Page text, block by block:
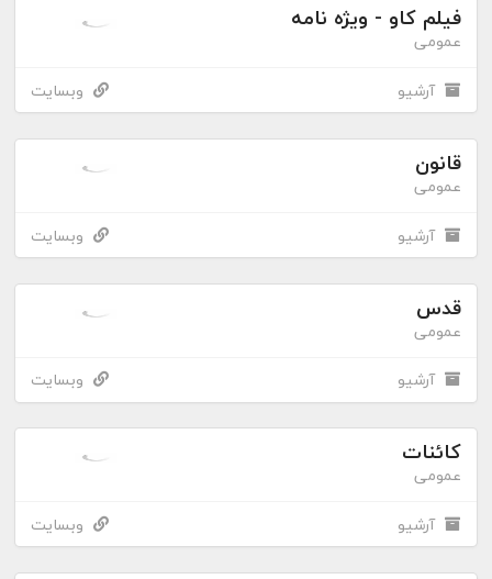
فیلم کاو - ویژه نامه
عمومی
آرشیو
وبسایت
قانون
عمومی
آرشیو
وبسایت
قدس
عمومی
آرشیو
وبسایت
کائنات
عمومی
آرشیو
وبسایت